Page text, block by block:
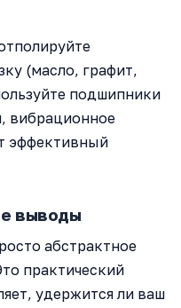
(масло, графит,
подшипники
вибрационное
эффективный
выводы
абстрактное
практический
удержится ли ваш